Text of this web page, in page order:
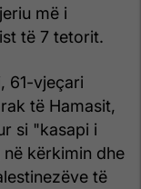
më i
të 7 tetorit.
61-vjeçari
të Hamasit,
si "kasapi i
kërkimin dhe
të